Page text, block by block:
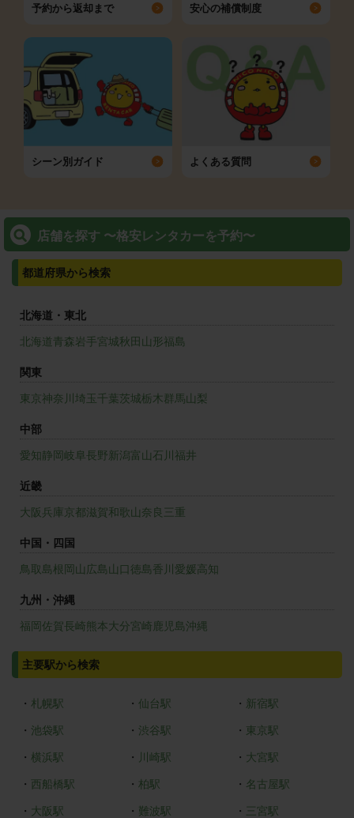
予約から返却まで 安心の補償制度
シーン別ガイド よくある質問
店舗を探す 〜格安レンタカーを予約〜
都道府県から検索
北海道・東北
北海道青森岩手宮城秋田 山形福島
関東
東京 神奈川 埼玉千葉茨城栃木群馬山梨
中部
愛知静岡岐阜長野新潟富山石川 福井
近畿
大阪 兵庫 京都滋賀和歌山奈良 三重
中国・四国
鳥取 島根 岡山 広島 山口徳島 香川 愛媛高知
九州・沖縄
福岡 佐賀長崎熊本大分宮崎 鹿児島 沖縄
主要駅から検索
・ 札幌駅 ・ 仙台駅 ・ 新宿駅
・ 池袋駅 ・ 渋谷駅 ・ 東京駅
・ 横浜駅 ・ 川崎駅 ・ 大宮駅
・ 西船橋駅 ・ 柏駅 ・ 名古屋駅
・ 大阪駅 ・ 難波駅 ・ 三宮駅